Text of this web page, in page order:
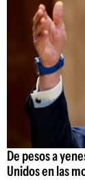
De pesos a
Unidos en las